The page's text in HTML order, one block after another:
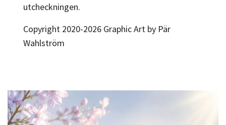
utcheckningen.
Copyright 2020-2026 Graphic Art by Pär
Wahlström